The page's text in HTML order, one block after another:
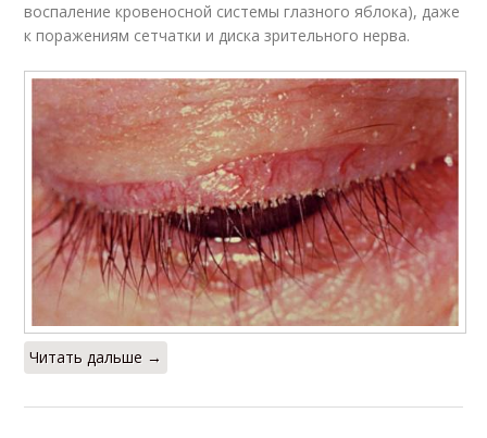
воспаление кровеносной системы глазного яблока), даже
к поражениям сетчатки и диска зрительного нерва.
Читать дальше →